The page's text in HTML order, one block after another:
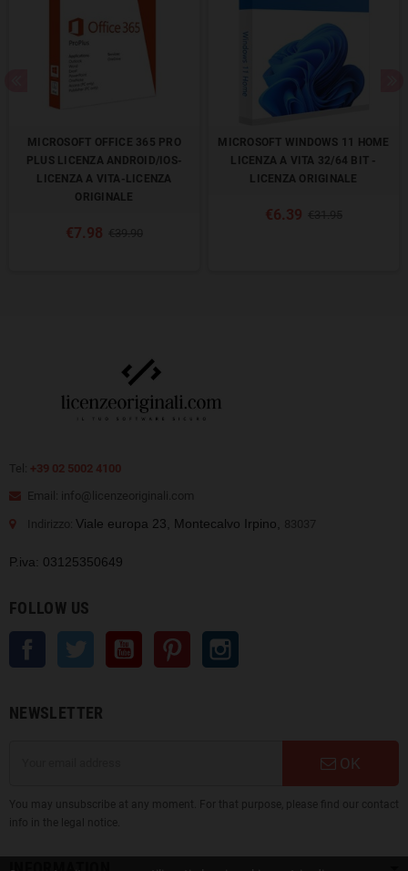
MICROSOFT OFFICE 365 PRO
PLUS LICENZA ANDROID/IOS-
LICENZA A VITA-LICENZA
ORIGINALE
€7.98
MICROSOFT WINDOWS 11 HOME
LICENZA A VITA 32/64 BIT -
LICENZA ORIGINALE
€6.39
Tel: +39 02 5002 4100
Email: info@licenzeoriginali.com
Indirizzo: Viale europa 23, Montecalvo Irpino, 83037
P.iva: 03125350649
FOLLOW US
Facebook Twitter YouTube Pinterest
NEWSLETTER
OK
You may unsubscribe at any moment. For that purpose, please find our contact
info in the legal notice.